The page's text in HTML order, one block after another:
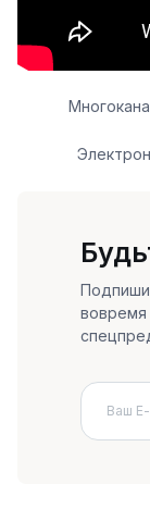
вовремя